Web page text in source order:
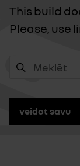
This build
Please, use
veidot savu